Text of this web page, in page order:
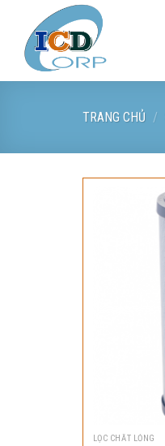
content
TRANG CHỦ /
LỌC CHẤT LỎNG